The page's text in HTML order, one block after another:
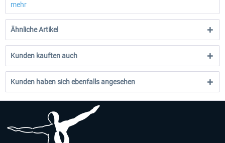
mehr
Ähnliche Artikel
Kunden kauften auch
Kunden haben sich ebenfalls angesehen